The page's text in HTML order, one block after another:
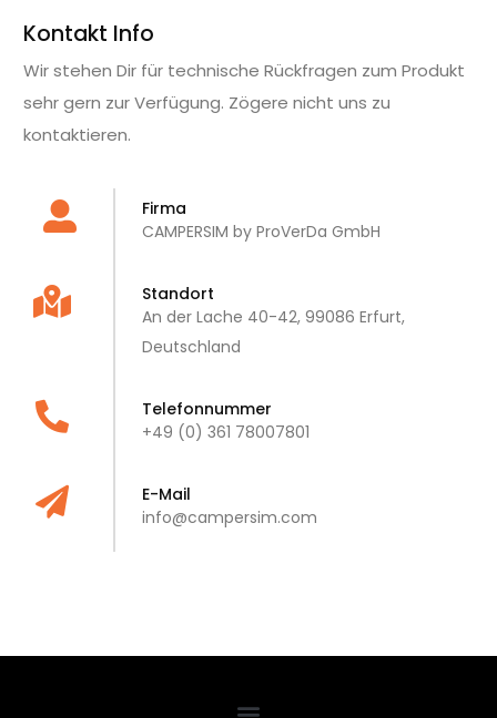
Kontakt Info
Wir stehen Dir für technische Rückfragen zum Produkt
sehr gern zur Verfügung. Zögere nicht uns zu
kontaktieren.
Firma
CAMPERSIM by ProVerDa GmbH
Standort
An der Lache 40-42, 99086 Erfurt,
Deutschland
Telefonnummer
+49 (0) 361 78007801
E-Mail
info@campersim.com